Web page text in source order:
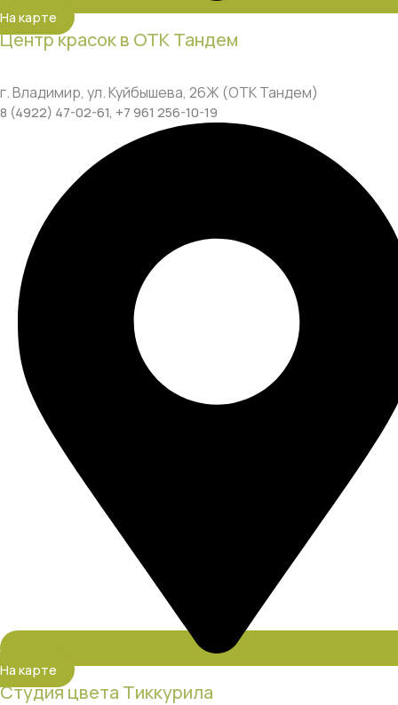
На карте
Центр красок в ОТК Тандем
г. Владимир, ул. Куйбышева, 26Ж (ОТК Тандем)
8 (4922) 47-02-61, +7 961 256-10-19
На карте
Студия цвета Тиккурила